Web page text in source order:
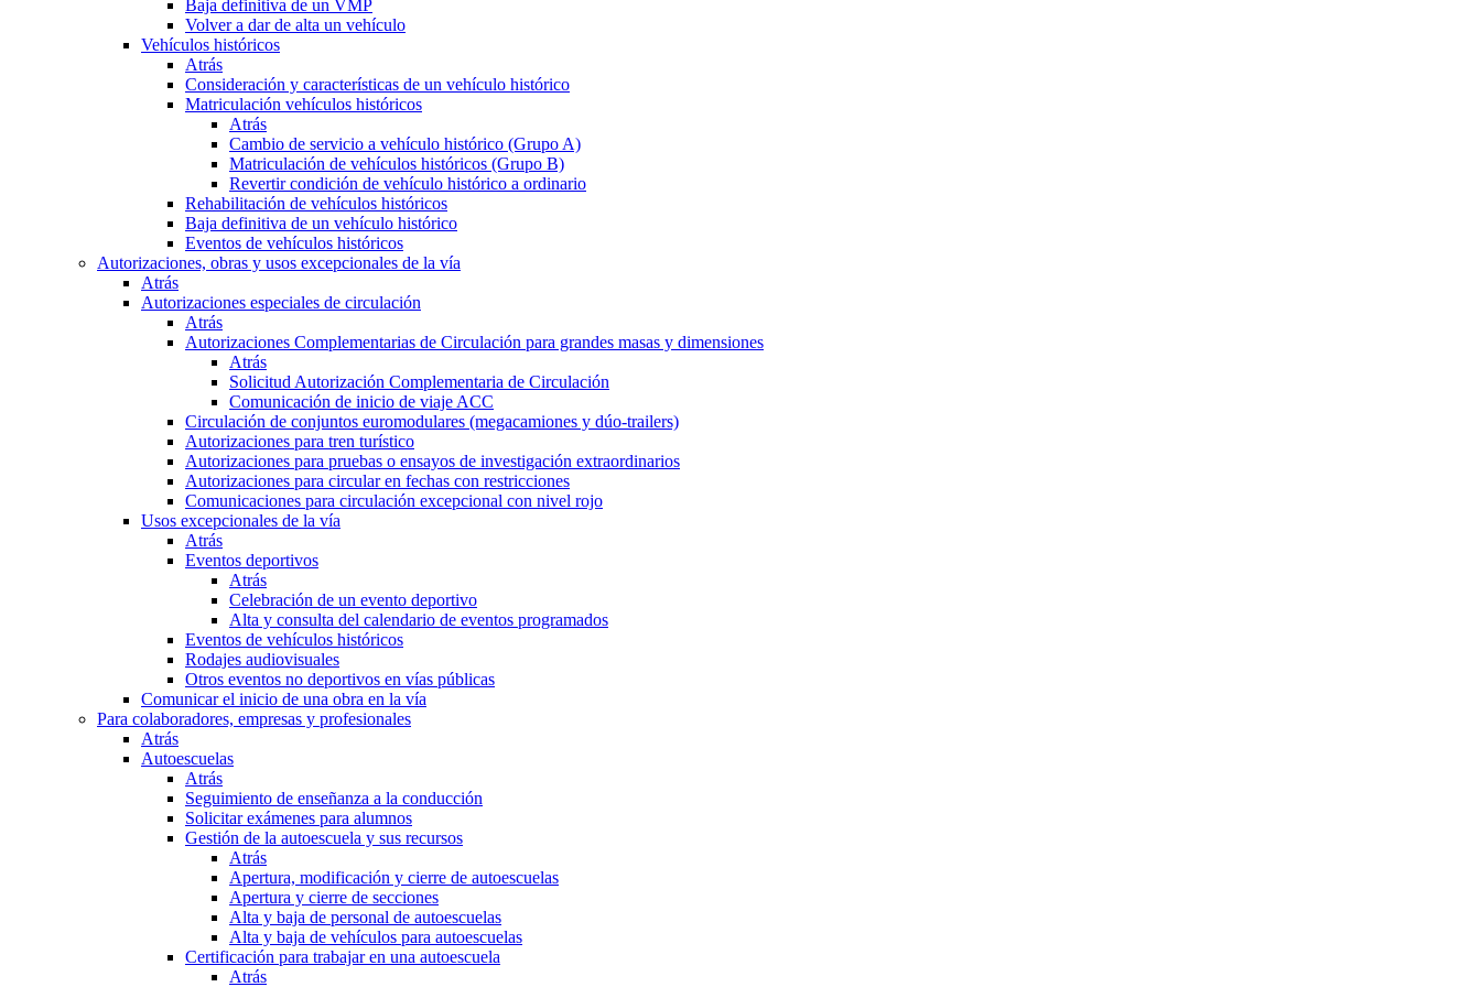
Baja definitiva de un VMP
Volver a dar de alta un vehículo
Vehículos históricos
Atrás
Consideración y características de un vehículo histórico
Matriculación vehículos históricos
Atrás
Cambio de servicio a vehículo histórico (Grupo A)
Matriculación de vehículos históricos (Grupo B)
Revertir condición de vehículo histórico a ordinario
Rehabilitación de vehículos históricos
Baja definitiva de un vehículo histórico
Eventos de vehículos históricos
Autorizaciones, obras y usos excepcionales de la vía
Atrás
Autorizaciones especiales de circulación
Atrás
Autorizaciones Complementarias de Circulación para grandes masas y dimensiones
Atrás
Solicitud Autorización Complementaria de Circulación
Comunicación de inicio de viaje ACC
Circulación de conjuntos euromodulares (megacamiones y dúo-trailers)
Autorizaciones para tren turístico
Autorizaciones para pruebas o ensayos de investigación extraordinarios
Autorizaciones para circular en fechas con restricciones
Comunicaciones para circulación excepcional con nivel rojo
Usos excepcionales de la vía
Atrás
Eventos deportivos
Atrás
Celebración de un evento deportivo
Alta y consulta del calendario de eventos programados
Eventos de vehículos históricos
Rodajes audiovisuales
Otros eventos no deportivos en vías públicas
Comunicar el inicio de una obra en la vía
Para colaboradores, empresas y profesionales
Atrás
Autoescuelas
Atrás
Seguimiento de enseñanza a la conducción
Solicitar exámenes para alumnos
Gestión de la autoescuela y sus recursos
Atrás
Apertura, modificación y cierre de autoescuelas
Apertura y cierre de secciones
Alta y baja de personal de autoescuelas
Alta y baja de vehículos para autoescuelas
Certificación para trabajar en una autoescuela
Atrás